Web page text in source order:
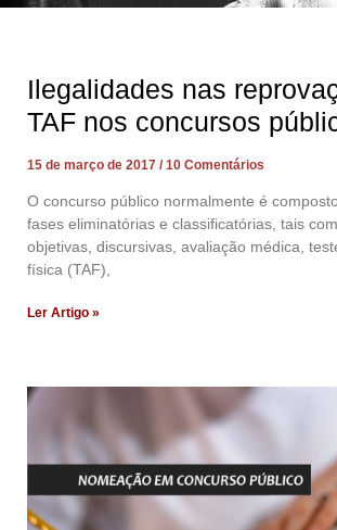
Ilegalidades nas
TAF nos concursos
15 de março de 2017 10 Comentários
O concurso público normalmente é
fases eliminatórias e classificatórias, tais
objetivas, discursivas, avaliação médica,
física (TAF),
Ler Artigo »